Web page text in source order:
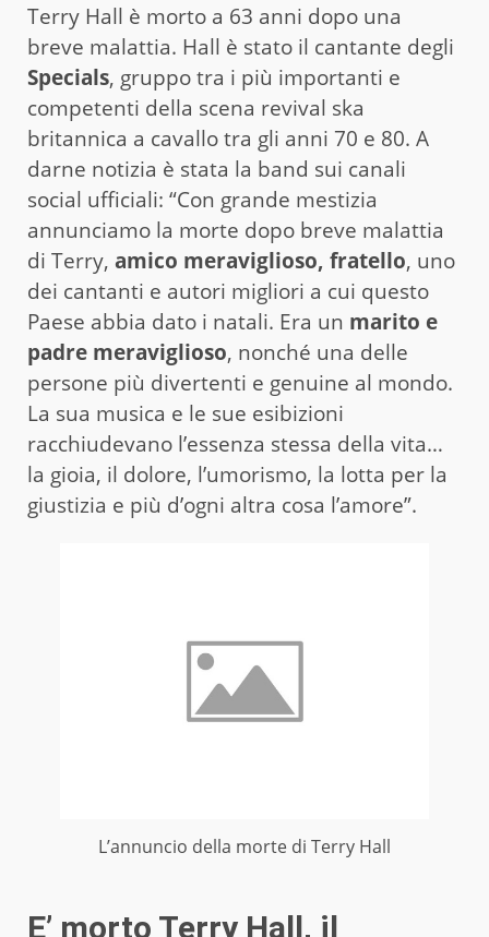
Terry Hall è morto a 63 anni dopo una
breve malattia. Hall è stato il cantante degli
Specials, gruppo tra i più importanti e
competenti della scena revival ska
britannica a cavallo tra gli anni 70 e 80. A
darne notizia è stata la band sui canali
social ufficiali: “Con grande mestizia
annunciamo la morte dopo breve malattia
di Terry, amico meraviglioso, fratello, uno
dei cantanti e autori migliori a cui questo
Paese abbia dato i natali. Era un marito e
padre meraviglioso, nonché una delle
persone più divertenti e genuine al mondo.
La sua musica e le sue esibizioni
racchiudevano l’essenza stessa della vita…
la gioia, il dolore, l’umorismo, la lotta per la
giustizia e più d’ogni altra cosa l’amore”.
L’annuncio della morte di Terry Hall
E’ morto Terry Hall, il